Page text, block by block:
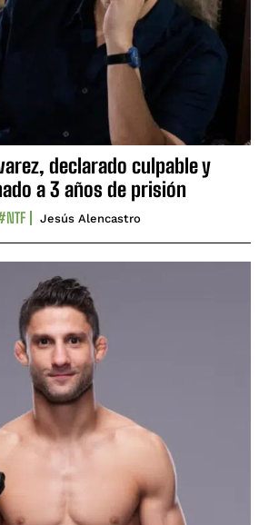
declarado culpable y
a 3 años de prisión
Jesús Alencastro